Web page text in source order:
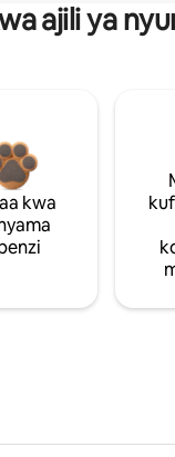
ajili ya
kwa